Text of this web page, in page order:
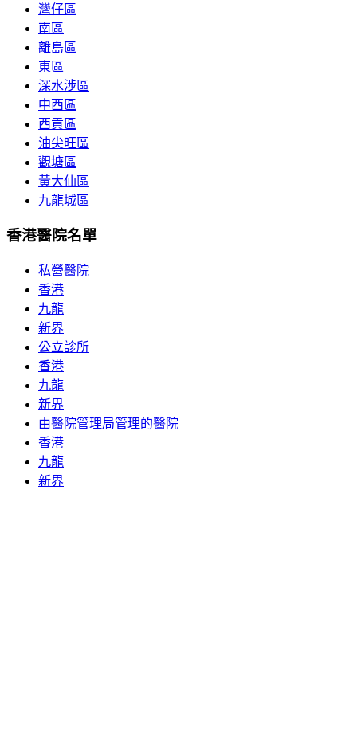
灣仔區
南區
離島區
東區
深水涉區
中西區
西貢區
油尖旺區
觀塘區
黃大仙區
九龍城區
香港醫院名單
私營醫院
香港
九龍
新界
公立診所
香港
九龍
新界
由醫院管理局管理的醫院
香港
九龍
新界